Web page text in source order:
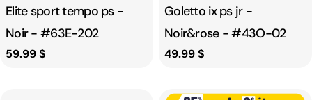
Elite sport tempo ps -
Noir - #63E-202
Prix
59.99 $
Goletto ix ps jr -
Noir&rose - #43O-02
Prix
49.99 $